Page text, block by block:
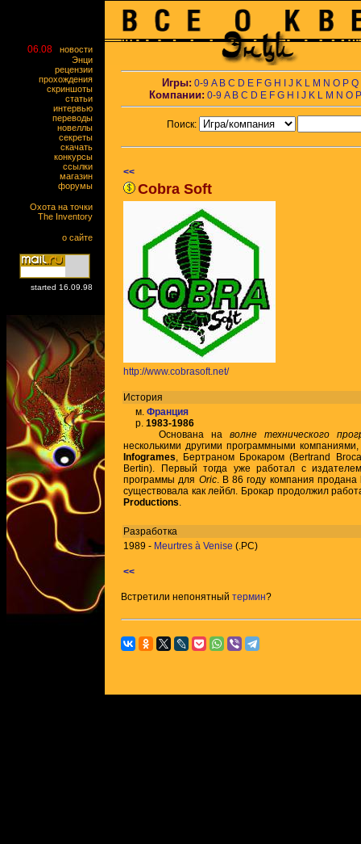
06.08
новости
Энци
рецензии
прохождения
скриншоты
статьи
интервью
переводы
новеллы
секреты
скачать
конкурсы
ссылки
магазин
форумы
Охота на точки
The Inventory
о сайте
started 16.09.98
Игры: 0-9 A B C D E F G H J K L M N O P Q
Компании: 0-9 A B C D E F G H J K L M N O P
Поиск:
<<
Cobra Soft
http://www.cobrasoft.net/
История
м. Франция
р. 1983-1986
Основана на волне технического
несколькими другими программными
Infogrames, Бертраном Брокаром (Bertrand
Bertin). Первый тогда уже работал с
программы для Oric. В 86 году компания продана
существовала как лейбл. Брокар продолжил
Productions.
Разработка
1989 - Meurtres à Venise (.PC)
<<
Встретили непонятный термин?